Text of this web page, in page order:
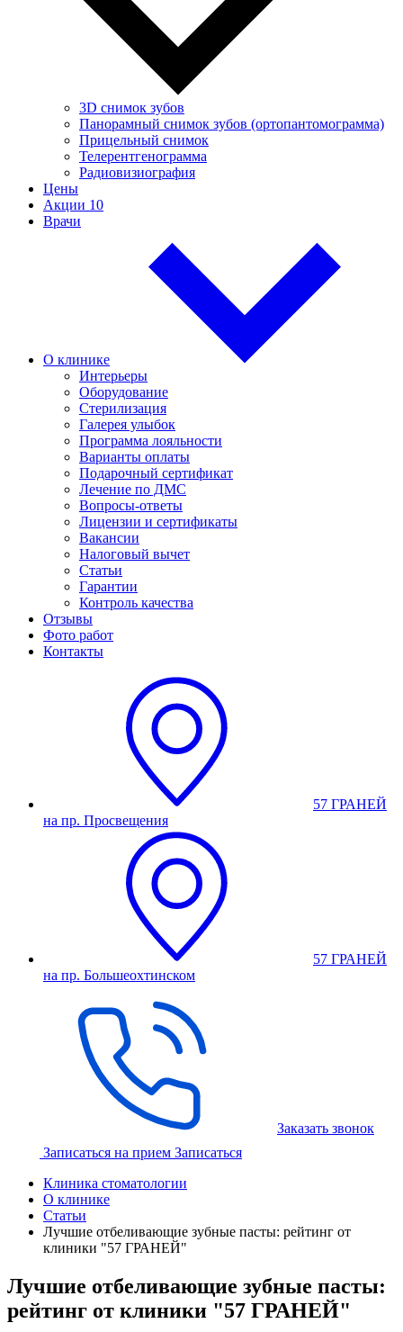
3D снимок зубов
Панорамный снимок зубов (ортопантомограмма)
Прицельный снимок
Телерентгенограмма
Радиовизиография
Цены
Акции 10
Врачи
О клинике
Интерьеры
Оборудование
Стерилизация
Галерея улыбок
Программа лояльности
Варианты оплаты
Подарочный сертификат
Лечение по ДМС
Вопросы-ответы
Лицензии и сертификаты
Вакансии
Налоговый вычет
Статьи
Гарантии
Контроль качества
Отзывы
Фото работ
Контакты
57 ГРАНЕЙ
на пр. Просвещения
57 ГРАНЕЙ
на пр. Большеохтинском
Заказать звонок
Записаться на прием Записаться
Клиника стоматологии
О клинике
Статьи
Лучшие отбеливающие зубные пасты: рейтинг от
клиники "57 ГРАНЕЙ"
Лучшие отбеливающие зубные пасты:
рейтинг от клиники "57 ГРАНЕЙ"